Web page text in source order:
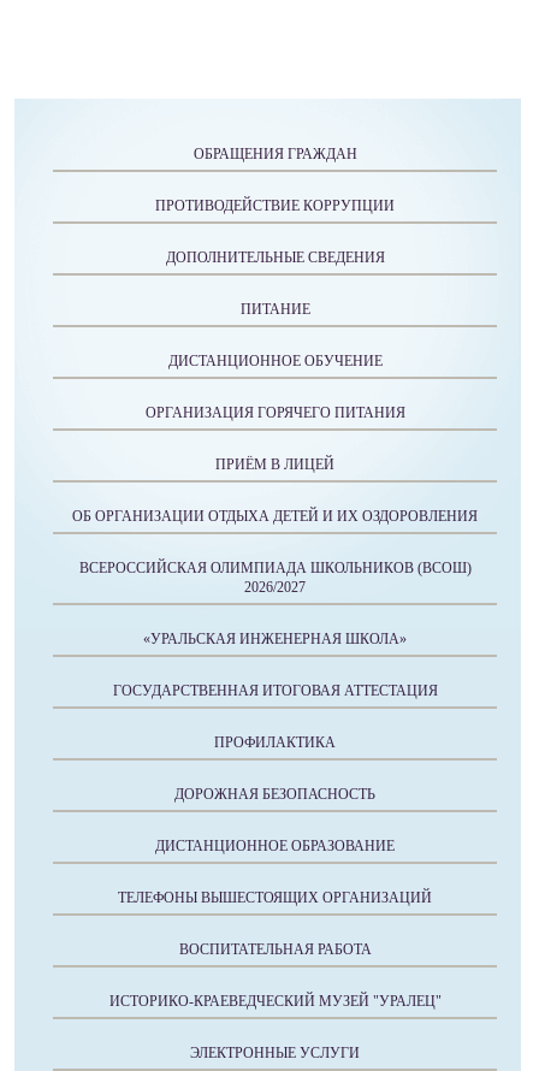
ОБРАЩЕНИЯ ГРАЖДАН
ПРОТИВОДЕЙСТВИЕ КОРРУПЦИИ
ДОПОЛНИТЕЛЬНЫЕ СВЕДЕНИЯ
ПИТАНИЕ
ДИСТАНЦИОННОЕ ОБУЧЕНИЕ
ОРГАНИЗАЦИЯ ГОРЯЧЕГО ПИТАНИЯ
ПРИЁМ В ЛИЦЕЙ
ОБ ОРГАНИЗАЦИИ ОТДЫХА ДЕТЕЙ И ИХ ОЗДОРОВЛЕНИЯ
ВСЕРОССИЙСКАЯ ОЛИМПИАДА ШКОЛЬНИКОВ (ВСОШ)
2026/2027
«УРАЛЬСКАЯ ИНЖЕНЕРНАЯ ШКОЛА»
ГОСУДАРСТВЕННАЯ ИТОГОВАЯ АТТЕСТАЦИЯ
ПРОФИЛАКТИКА
ДОРОЖНАЯ БЕЗОПАСНОСТЬ
ДИСТАНЦИОННОЕ ОБРАЗОВАНИЕ
ТЕЛЕФОНЫ ВЫШЕСТОЯЩИХ ОРГАНИЗАЦИЙ
ВОСПИТАТЕЛЬНАЯ РАБОТА
ИСТОРИКО-КРАЕВЕДЧЕСКИЙ МУЗЕЙ "УРАЛЕЦ"
ЭЛЕКТРОННЫЕ УСЛУГИ